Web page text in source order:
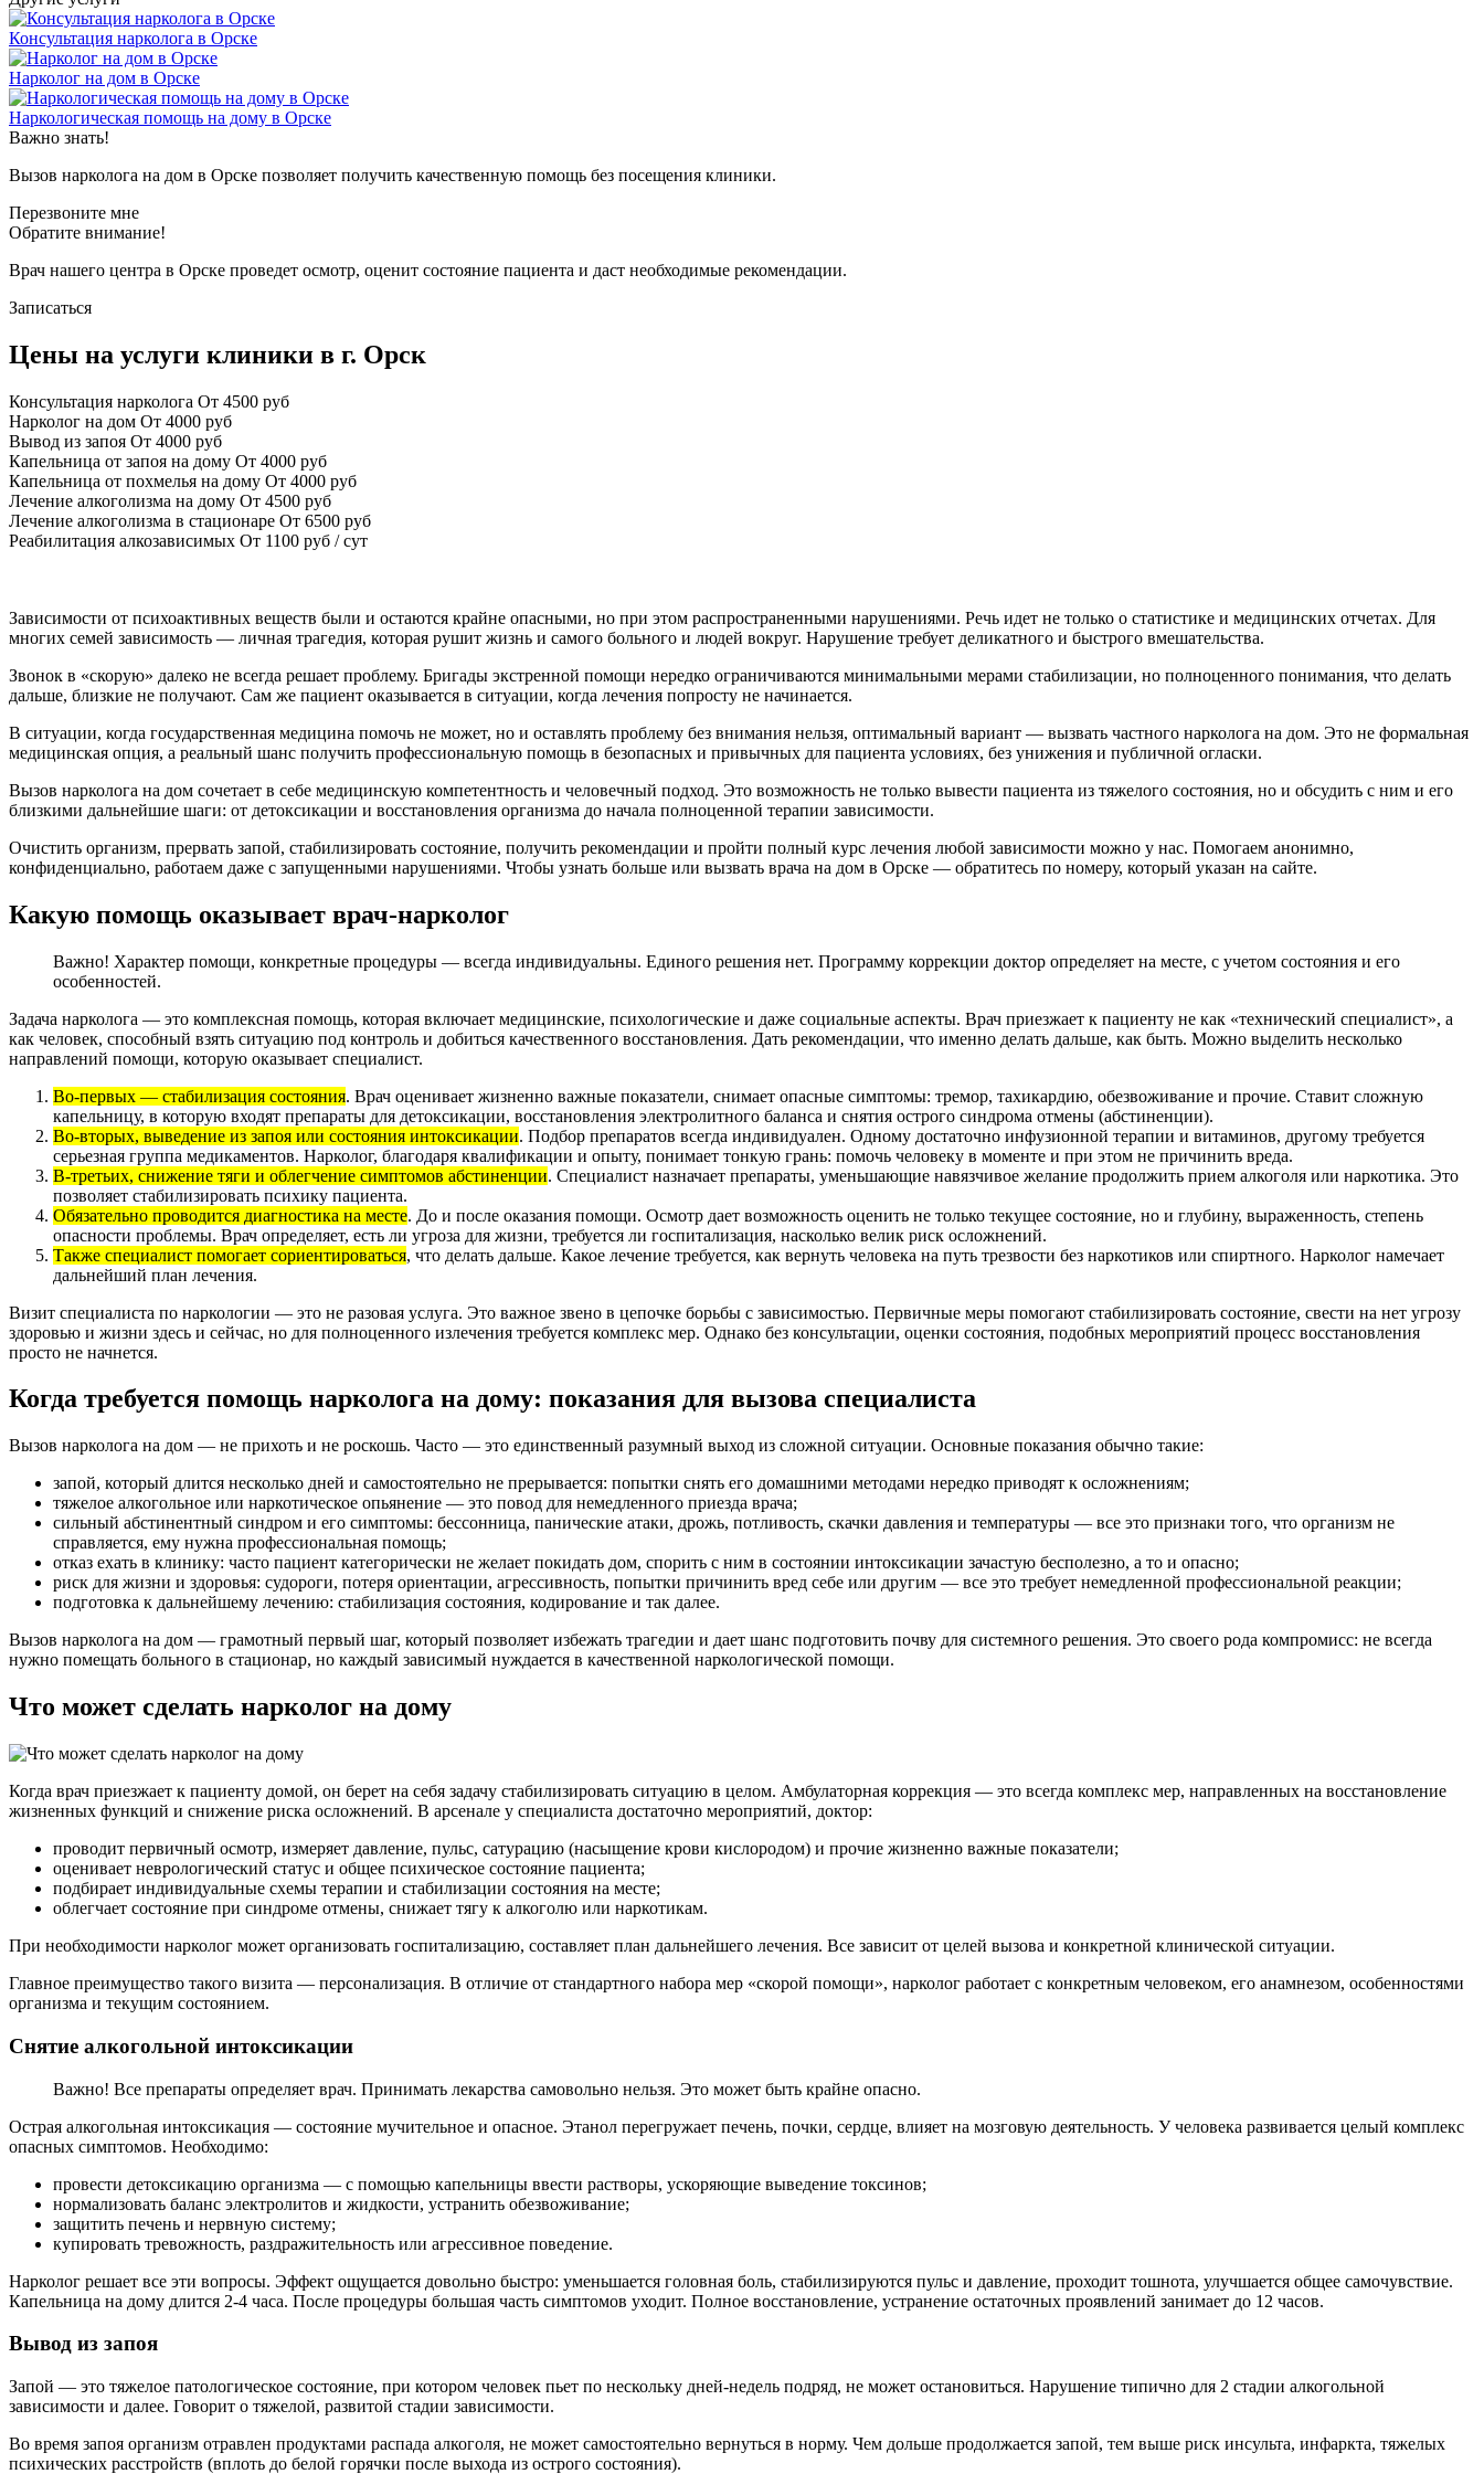
Консультация нарколога в Орске
Нарколог на дом в Орске
Наркологическая помощь на дому в Орске
Важно знать!
Вызов нарколога на дом в Орске позволяет получить качественную помощь без посещения клиники.
Перезвоните мне
Обратите внимание!
Врач нашего центра в Орске проведет осмотр, оценит состояние пациента и даст необходимые рекомендации.
Записаться
Цены на услуги клиники в г. Орск
Консультация нарколога От 4500 руб
Нарколог на дом От 4000 руб
Вывод из запоя От 4000 руб
Капельница от запоя на дому От 4000 руб
Капельница от похмелья на дому От 4000 руб
Лечение алкоголизма на дому От 4500 руб
Лечение алкоголизма в стационаре От 6500 руб
Реабилитация алкозависимых От 1100 руб / сут
Зависимости от психоактивных веществ были и остаются крайне опасными, но при этом распространенными нарушениями. Речь идет не только о статистике и медицинских отчетах. Для
многих семей зависимость — личная трагедия, которая рушит жизнь и самого больного и людей вокруг. Нарушение требует деликатного и быстрого вмешательства.
Звонок в «скорую» далеко не всегда решает проблему. Бригады экстренной помощи нередко ограничиваются минимальными мерами стабилизации, но полноценного понимания, что делать
дальше, близкие не получают. Сам же пациент оказывается в ситуации, когда лечения попросту не начинается.
В ситуации, когда государственная медицина помочь не может, но и оставлять проблему без внимания нельзя, оптимальный вариант — вызвать частного нарколога на дом. Это не формальная
медицинская опция, а реальный шанс получить профессиональную помощь в безопасных и привычных для пациента условиях, без унижения и публичной огласки.
Вызов нарколога на дом сочетает в себе медицинскую компетентность и человечный подход. Это возможность не только вывести пациента из тяжелого состояния, но и обсудить с ним и его
близкими дальнейшие шаги: от детоксикации и восстановления организма до начала полноценной терапии зависимости.
Очистить организм, прервать запой, стабилизировать состояние, получить рекомендации и пройти полный курс лечения любой зависимости можно у нас. Помогаем анонимно,
конфиденциально, работаем даже с запущенными нарушениями. Чтобы узнать больше или вызвать врача на дом в Орске — обратитесь по номеру, который указан на сайте.
Какую помощь оказывает врач-нарколог
Важно! Характер помощи, конкретные процедуры — всегда индивидуальны. Единого решения нет. Программу коррекции доктор определяет на месте, с учетом состояния и его
особенностей.
Задача нарколога — это комплексная помощь, которая включает медицинские, психологические и даже социальные аспекты. Врач приезжает к пациенту не как «технический специалист», а
как человек, способный взять ситуацию под контроль и добиться качественного восстановления. Дать рекомендации, что именно делать дальше, как быть. Можно выделить несколько
направлений помощи, которую оказывает специалист.
Во-первых — стабилизация состояния. Врач оценивает жизненно важные показатели, снимает опасные симптомы: тремор, тахикардию, обезвоживание и прочие. Ставит сложную
капельницу, в которую входят препараты для детоксикации, восстановления электролитного баланса и снятия острого синдрома отмены (абстиненции).
Во-вторых, выведение из запоя или состояния интоксикации. Подбор препаратов всегда индивидуален. Одному достаточно инфузионной терапии и витаминов, другому требуется
серьезная группа медикаментов. Нарколог, благодаря квалификации и опыту, понимает тонкую грань: помочь человеку в моменте и при этом не причинить вреда.
В-третьих, снижение тяги и облегчение симптомов абстиненции. Специалист назначает препараты, уменьшающие навязчивое желание продолжить прием алкоголя или наркотика. Это
позволяет стабилизировать психику пациента.
Обязательно проводится диагностика на месте. До и после оказания помощи. Осмотр дает возможность оценить не только текущее состояние, но и глубину, выраженность, степень
опасности проблемы. Врач определяет, есть ли угроза для жизни, требуется ли госпитализация, насколько велик риск осложнений.
Также специалист помогает сориентироваться, что делать дальше. Какое лечение требуется, как вернуть человека на путь трезвости без наркотиков или спиртного. Нарколог намечает
дальнейший план лечения.
Визит специалиста по наркологии — это не разовая услуга. Это важное звено в цепочке борьбы с зависимостью. Первичные меры помогают стабилизировать состояние, свести на нет угрозу
здоровью и жизни здесь и сейчас, но для полноценного излечения требуется комплекс мер. Однако без консультации, оценки состояния, подобных мероприятий процесс восстановления
просто не начнется.
Когда требуется помощь нарколога на дому: показания для вызова специалиста
Вызов нарколога на дом — не прихоть и не роскошь. Часто — это единственный разумный выход из сложной ситуации. Основные показания обычно такие:
запой, который длится несколько дней и самостоятельно не прерывается: попытки снять его домашними методами нередко приводят к осложнениям;
тяжелое алкогольное или наркотическое опьянение — это повод для немедленного приезда врача;
сильный абстинентный синдром и его симптомы: бессонница, панические атаки, дрожь, потливость, скачки давления и температуры — все это признаки того, что организм не
справляется, ему нужна профессиональная помощь;
отказ ехать в клинику: часто пациент категорически не желает покидать дом, спорить с ним в состоянии интоксикации зачастую бесполезно, а то и опасно;
риск для жизни и здоровья: судороги, потеря ориентации, агрессивность, попытки причинить вред себе или другим — все это требует немедленной профессиональной реакции;
подготовка к дальнейшему лечению: стабилизация состояния, кодирование и так далее.
Вызов нарколога на дом — грамотный первый шаг, который позволяет избежать трагедии и дает шанс подготовить почву для системного решения. Это своего рода компромисс: не всегда
нужно помещать больного в стационар, но каждый зависимый нуждается в качественной наркологической помощи.
Что может сделать нарколог на дому
Когда врач приезжает к пациенту домой, он берет на себя задачу стабилизировать ситуацию в целом. Амбулаторная коррекция — это всегда комплекс мер, направленных на восстановление
жизненных функций и снижение риска осложнений. В арсенале у специалиста достаточно мероприятий, доктор:
проводит первичный осмотр, измеряет давление, пульс, сатурацию (насыщение крови кислородом) и прочие жизненно важные показатели;
оценивает неврологический статус и общее психическое состояние пациента;
подбирает индивидуальные схемы терапии и стабилизации состояния на месте;
облегчает состояние при синдроме отмены, снижает тягу к алкоголю или наркотикам.
При необходимости нарколог может организовать госпитализацию, составляет план дальнейшего лечения. Все зависит от целей вызова и конкретной клинической ситуации.
Главное преимущество такого визита — персонализация. В отличие от стандартного набора мер «скорой помощи», нарколог работает с конкретным человеком, его анамнезом, особенностями
организма и текущим состоянием.
Снятие алкогольной интоксикации
Важно! Все препараты определяет врач. Принимать лекарства самовольно нельзя. Это может быть крайне опасно.
Острая алкогольная интоксикация — состояние мучительное и опасное. Этанол перегружает печень, почки, сердце, влияет на мозговую деятельность. У человека развивается целый комплекс
опасных симптомов. Необходимо:
провести детоксикацию организма — с помощью капельницы ввести растворы, ускоряющие выведение токсинов;
нормализовать баланс электролитов и жидкости, устранить обезвоживание;
защитить печень и нервную систему;
купировать тревожность, раздражительность или агрессивное поведение.
Нарколог решает все эти вопросы. Эффект ощущается довольно быстро: уменьшается головная боль, стабилизируются пульс и давление, проходит тошнота, улучшается общее самочувствие.
Капельница на дому длится 2-4 часа. После процедуры большая часть симптомов уходит. Полное восстановление, устранение остаточных проявлений занимает до 12 часов.
Вывод из запоя
Запой — это тяжелое патологическое состояние, при котором человек пьет по нескольку дней-недель подряд, не может остановиться. Нарушение типично для 2 стадии алкогольной
зависимости и далее. Говорит о тяжелой, развитой стадии зависимости.
Во время запоя организм отравлен продуктами распада алкоголя, не может самостоятельно вернуться в норму. Чем дольше продолжается запой, тем выше риск инсульта, инфаркта, тяжелых
психических расстройств (вплоть до белой горячки после выхода из острого состояния).